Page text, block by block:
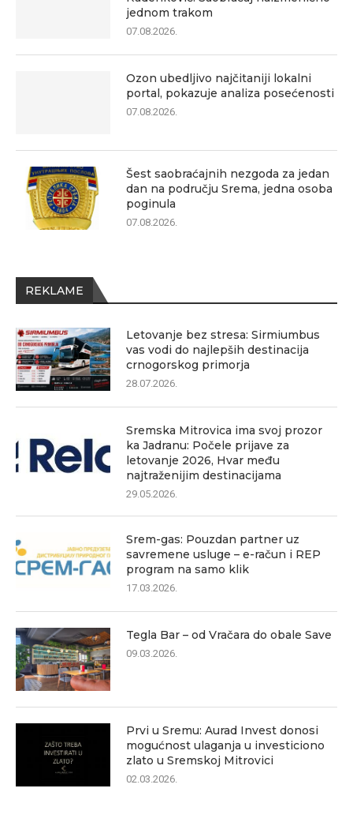
jednom trakom
07.08.2026.
Ozon ubedljivo najčitaniji lokalni
portal, pokazuje analiza posećenosti
07.08.2026.
Šest saobraćajnih nezgoda za jedan
dan na području Srema, jedna osoba
poginula
07.08.2026.
REKLAME
Letovanje bez stresa: Sirmiumbus
vas vodi do najlepših destinacija
crnogorskog primorja
28.07.2026.
Sremska Mitrovica ima svoj prozor
ka Jadranu: Počele prijave za
letovanje 2026, Hvar među
najtraženijim destinacijama
29.05.2026.
Srem-gas: Pouzdan partner uz
savremene usluge – e-račun i REP
program na samo klik
17.03.2026.
Tegla Bar – od Vračara do obale Save
09.03.2026.
Prvi u Sremu: Aurad Invest donosi
mogućnost ulaganja u investiciono
zlato u Sremskoj Mitrovici
02.03.2026.